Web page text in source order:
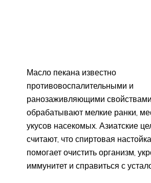
Масло пекана известно
противовоспалительными и
ранозаживляющими
обрабатывают мелкие ранки,
укусов насекомых. Азиатские
считают, что спиртовая
помогает очистить организм,
иммунитет и справиться с